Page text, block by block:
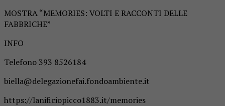
MOSTRA “MEMORIES: VOLTI E RACCONTI DELLE
FABBRICHE”
INFO
Telefono 393 8526184
biella@delegazionefai.fondoambiente.it
https://lanificiopicco1883.it/memories